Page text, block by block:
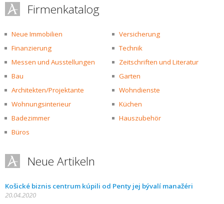
Firmenkatalog
Neue Immobilien
Versicherung
Finanzierung
Technik
Messen und Ausstellungen
Zeitschriften und Literatur
Bau
Garten
Architekten/Projektante
Wohndienste
Wohnungsinterieur
Küchen
Badezimmer
Hauszubehör
Büros
Neue Artikeln
Košické biznis centrum kúpili od Penty jej bývalí manažéri
20.04.2020